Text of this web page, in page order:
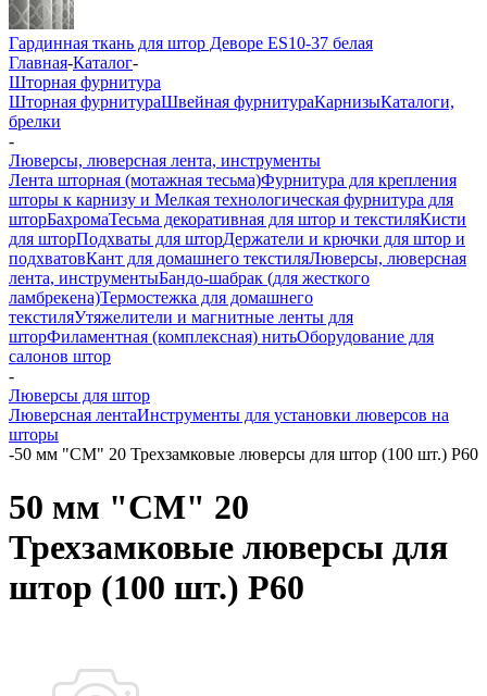
Гардинная ткань для штор Деворе ES10-37 белая
Главная-Каталог-
Шторная фурнитура
Шторная фурнитураШвейная фурнитураКарнизыКаталоги,
брелки
-
Люверсы, люверсная лента, инструменты
Лента шторная (мотажная тесьма)Фурнитура для крепления
шторы к карнизу и Мелкая технологическая фурнитура для
шторБахромаТесьма декоративная для штор и текстиляКисти
для шторПодхваты для шторДержатели и крючки для штор и
подхватовКант для домашнего текстиляЛюверсы, люверсная
лента, инструментыБандо-шабрак (для жесткого
ламбрекена)Термостежка для домашнего
текстиляУтяжелители и магнитные ленты для
шторФиламентная (комплексная) нитьОборудование для
салонов штор
-
Люверсы для штор
Люверсная лентаИнструменты для установки люверсов на
шторы
-50 мм "СМ" 20 Трехзамковые люверсы для штор (100 шт.) Р60
50 мм "СМ" 20
Трехзамковые люверсы для
штор (100 шт.) Р60